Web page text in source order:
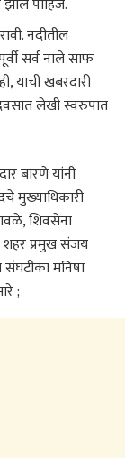
पाहिजे.
नदीतील
सर्व नाले साफ
याची खबरदारी
लेखी स्वरुपात
बारणे यांनी
मुख्याधिकारी
शिवसेना
शहर प्रमुख संजय
संघटीका मनिषा
;